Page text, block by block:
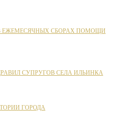
ЕЖЕМЕСЯЧНЫХ СБОРАХ ПОМОЩИ
СУПРУГОВ СЕЛА ИЛЬИНКА
ГОРОДА